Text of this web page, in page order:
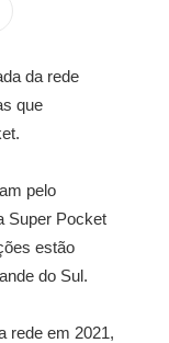
da rede
que
pelo
Super Pocket
estão
do Sul.
rede em 2021,